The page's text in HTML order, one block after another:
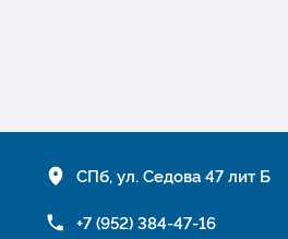
СПб, ул. Седова 47 лит Б
+7 (952) 384-47-16